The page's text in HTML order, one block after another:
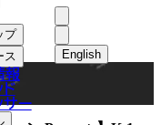
プ
ス
報
ー
English